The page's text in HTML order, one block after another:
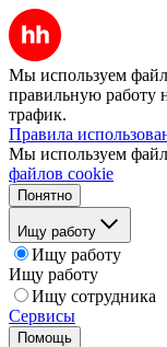
Мы используем
правильную работу
трафик.
Правила
Мы используем
файлов cookie
Понятно
Ищу работу
Ищу работу
Ищу работу
Ищу сотрудника
Сервисы
Помощь